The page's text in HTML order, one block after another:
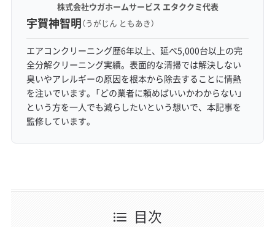
株式会社ウガホームサービス エタククミ代表
宇賀神智明（うがじん ともあき）
エアコンクリーニング歴6年以上、延べ5,000台以上の完
全分解クリーニング実績。表面的な清掃では解決しない
臭いやアレルギーの原因を根本から除去することに情熱
を注いでいます。「どの業者に頼めばいいかわからない」
という方を一人でも減らしたいという想いで、本記事を
監修しています。
目次